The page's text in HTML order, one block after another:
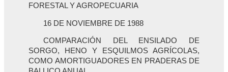
FORESTAL Y AGROPECUARIA
16 DE NOVIEMBRE DE 1988
COMPARACIÓN DEL ENSILADO DE
SORGO, HENO Y ESQUILMOS AGRÍCOLAS,
COMO AMORTIGUADORES EN PRADERAS DE